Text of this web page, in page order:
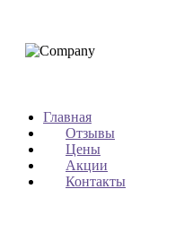
Главная
Отзывы
Цены
Акции
Контакты